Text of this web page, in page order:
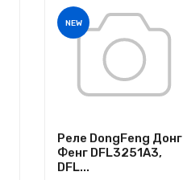
NEW
Реле DongFeng Донг
Фенг DFL3251A3,
DFL...